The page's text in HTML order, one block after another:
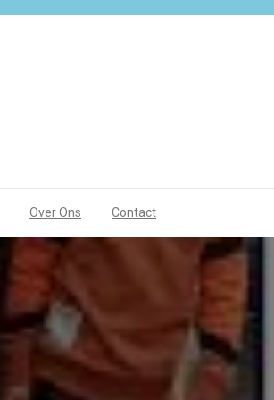
Over Ons Contact